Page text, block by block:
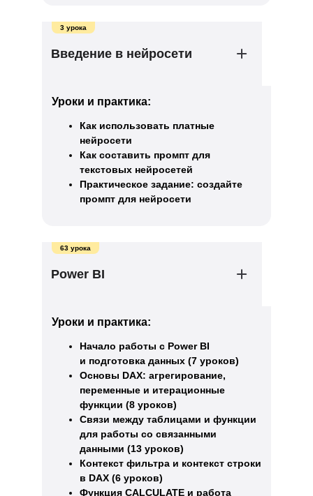
Введение в нейросети
3 урока
Уроки и практика:
Как использовать платные
нейросети
Как составить промпт для
текстовых нейросетей
Практическое задание: создайте
промпт для нейросети
Power BI
63 урока
Уроки и практика:
Начало работы с Power BI
и подготовка данных (7 уроков)
Основы DAX: агрегирование,
переменные и итерационные
функции (8 уроков)
Связи между таблицами и функции
для работы со связанными
данными (13 уроков)
Контекст фильтра и контекст строки
в DAX (6 уроков)
Функция CALCULATE и работа